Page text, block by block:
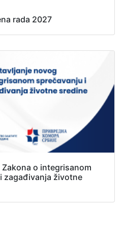
rada 2027
o integrisanom
zagađivanja životne